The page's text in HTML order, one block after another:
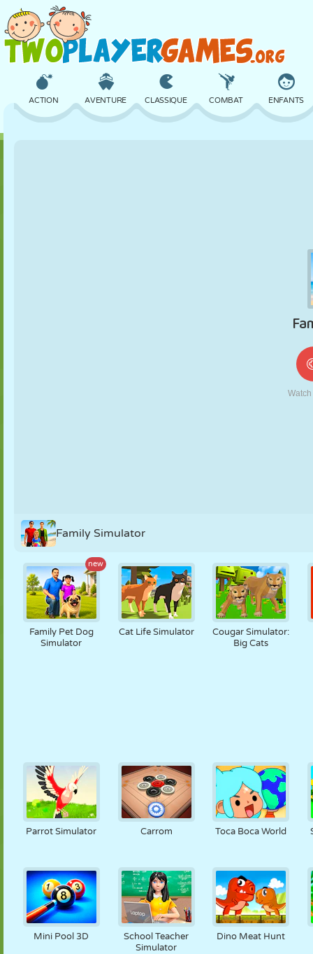
ACTION AVENTURE CLASSIQUE COMBAT ENFANTS
ROBOT
Family Simulator
new
Family Pet Dog
Simulator
Cat Life Simulator
Cougar Simulator:
Big Cats
Parrot Simulator Carrom Toca Boca World
Mini Pool 3D
School Teacher
Simulator
Dino Meat Hunt